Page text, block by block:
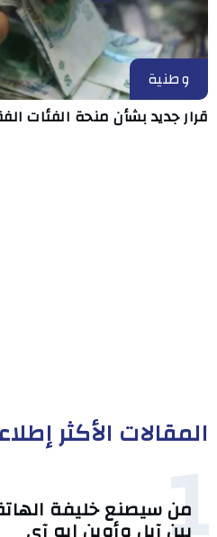
وطنية
قرار جديد بشأن منحة الفئات
المقالات الأكثر
من سيصنع خليفة